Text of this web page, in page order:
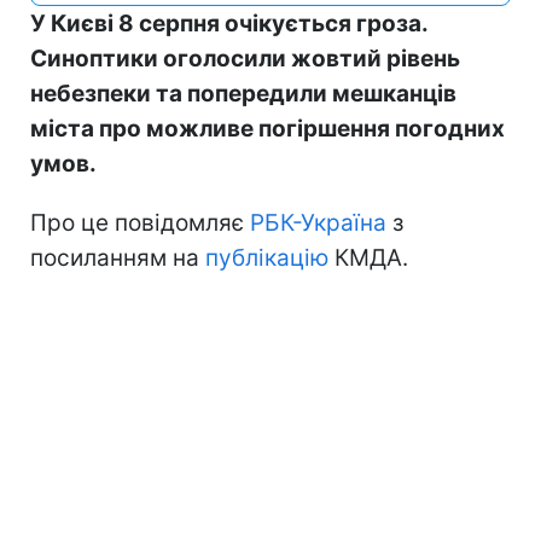
У Києві 8 серпня очікується гроза.
Синоптики оголосили жовтий рівень
небезпеки та попередили мешканців
міста про можливе погіршення погодних
умов.
Про це повідомляє РБК-Україна з
посиланням на публікацію КМДА.